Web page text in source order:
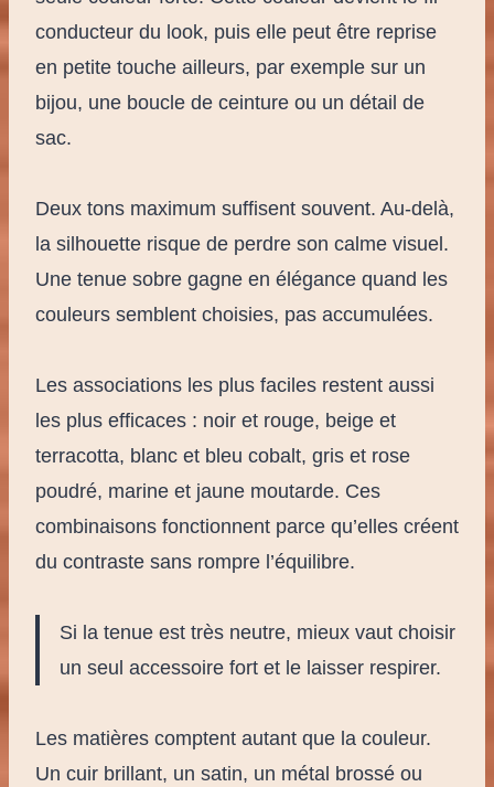
conducteur du look, puis elle peut être reprise
en petite touche ailleurs, par exemple sur un
bijou, une boucle de ceinture ou un détail de
sac.
Deux tons maximum suffisent souvent. Au-delà,
la silhouette risque de perdre son calme visuel.
Une tenue sobre gagne en élégance quand les
couleurs semblent choisies, pas accumulées.
Les associations les plus faciles restent aussi
les plus efficaces : noir et rouge, beige et
terracotta, blanc et bleu cobalt, gris et rose
poudré, marine et jaune moutarde. Ces
combinaisons fonctionnent parce qu’elles créent
du contraste sans rompre l’équilibre.
Si la tenue est très neutre, mieux vaut choisir
un seul accessoire fort et le laisser respirer.
Les matières comptent autant que la couleur.
Un cuir brillant, un satin, un métal brossé ou